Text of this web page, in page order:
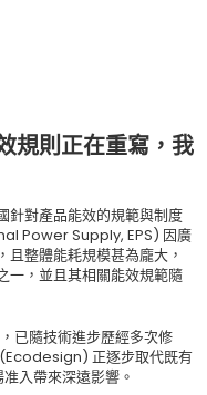
規則正在重寫，我
針對產品能效的規範與制度
Power Supply, EPS) 因廣
整體能耗規模甚為龐大，
一，並且其相關能效規範隨
已隨技術進步歷經多次修
正逐步取代既有
入帶來深遠影響。